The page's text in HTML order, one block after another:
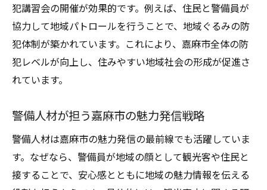
犯講習会の開催が効果的です。例えば、住民と警備員が
協力して地域パトロールを行うことで、地域ぐるみの防
犯体制が築かれています。これにより、嘉麻市全体の防
犯レベルが向上し、住みやすい地域社会の形成が促進さ
れています。
警備人材が担う嘉麻市の魅力発信戦略
警備人材は嘉麻市の魅力発信の最前線でも活躍していま
す。なぜなら、警備員が地域の顔として観光客や住民と
接することで、安心感とともに地域の魅力情報を伝える